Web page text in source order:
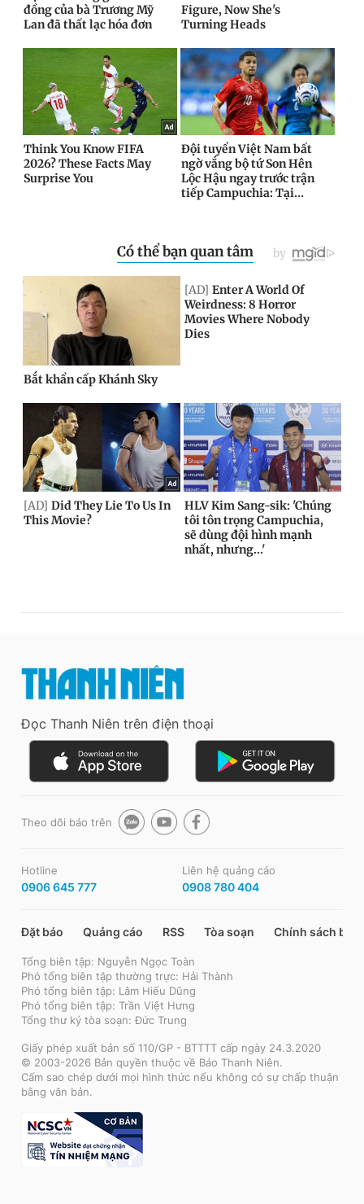
Đọc Thanh Niên trên điện thoại
Theo dõi báo trên
Hotline
0906 645 777
Liên hệ quảng cáo
0908 780 404
Đặt báo Quảng cáo RSS Tòa soạn Chính sách bảo
Tổng biên tập: Nguyễn Ngọc Toàn
Phó tổng biên tập thường trực: Hải Thành
Phó tổng biên tập: Lâm Hiếu Dũng
Phó tổng biên tập: Trần Việt Hưng
Tổng thư ký tòa soạn: Đức Trung
Giấy phép xuất bản số 110/GP - BTTTT cấp ngày 24.3.2020
© 2003-2026 Bản quyền thuộc về Báo Thanh Niên.
Cấm sao chép dưới mọi hình thức nếu không có sự chấp thuận
bằng văn bản.